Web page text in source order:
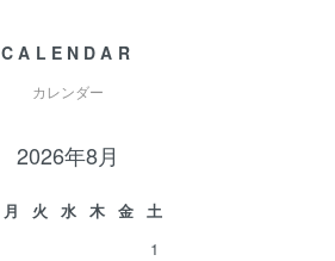
CALENDAR
カレンダー
2026年8月
月 火 水 木 金
土
1